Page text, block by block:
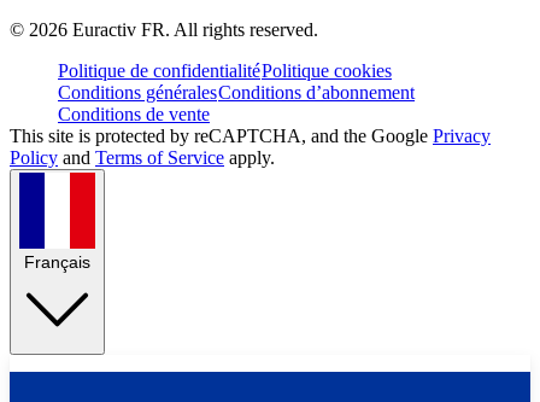
© 2026 Euractiv FR. All rights reserved.
Politique de confidentialitéPolitique cookies
Conditions généralesConditions d’abonnement
Conditions de vente
This site is protected by reCAPTCHA, and the Google Privacy
Policy and Terms of Service apply.
Français